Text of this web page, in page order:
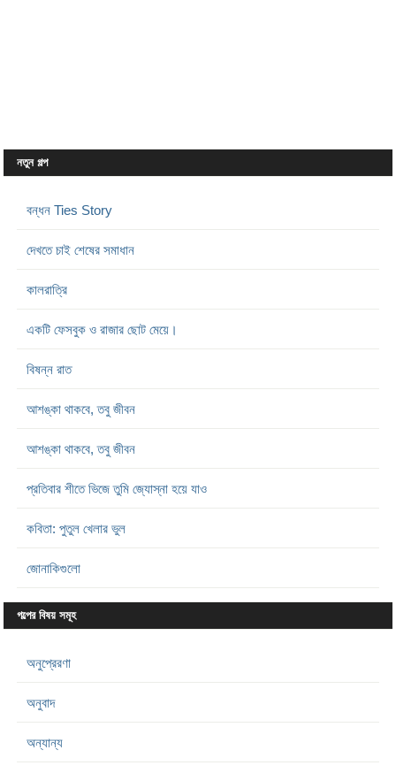
নতুন গল্প
বন্ধন Ties Story
দেখতে চাই শেষের সমাধান
কালরাত্রি
একটি ফেসবুক ও রাজার ছোট মেয়ে।
বিষন্ন রাত
আশঙ্কা থাকবে, তবু জীবন
আশঙ্কা থাকবে, তবু জীবন
প্রতিবার শীতে ভিজে তুমি জ্যোস্না হয়ে যাও
কবিতা: পুতুল খেলার ভুল
জোনাকিগুলো
গল্পের বিষয় সমূহ
অনুপ্রেরণা
অনুবাদ
অন্যান্য